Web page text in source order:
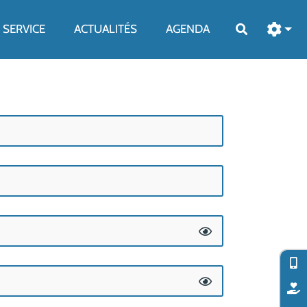
ACTUALITÉS AGENDA Rechercher